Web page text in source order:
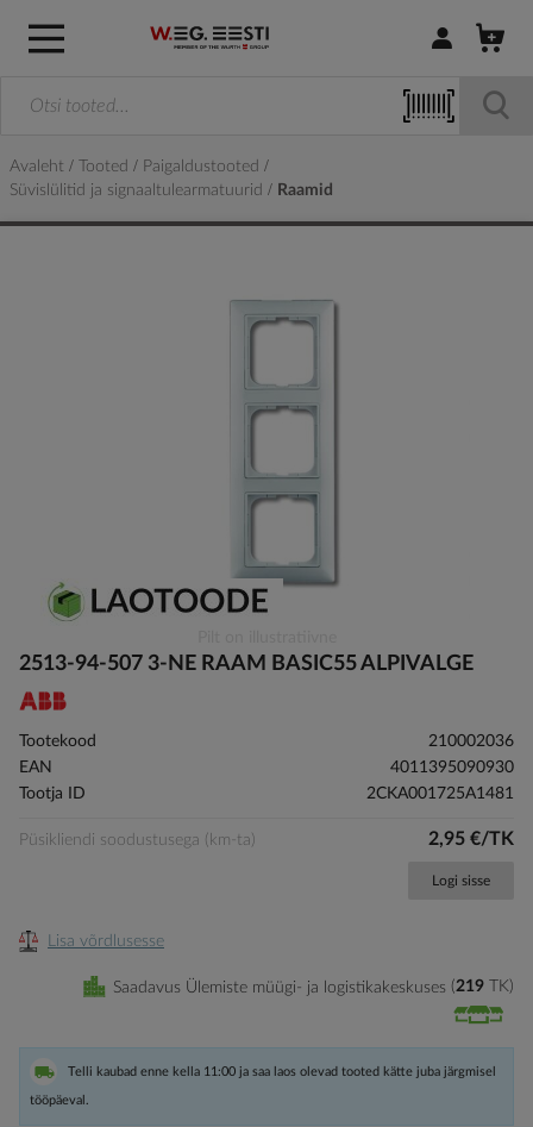
Logi sisse /
Avaleht Tooted
Paigaldustooted
Süvislülitid ja signaaltulearmatuurid
Raamid
to
beginning
of
gallery
2513-94-507 3-NE RAAM BASIC55 ALPIVALGE
Tootekood
210002036
EAN
4011395090930
Tootja ID
2CKA001725A1481
Püsikliendi soodustusega (km-ta) 2,95 €/TK
Logi sisse
Lisa võrdlusesse
Saadavus Ülemiste müügi- ja logistikakeskuses 219 TK
Telli kaubad enne kella 11:00 ja saa laos olevad tooted kätte juba järgmisel
tööpäeval.